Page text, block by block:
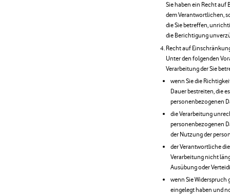
Sie haben ein Recht
dem Verantwortlichen,
die Sie betreffen,
die Berichtigung
Recht auf
Unter den folgenden
Verarbeitung der Sie
wenn Sie die
Dauer bestreiten, die
personenbezogenen
die Verarbeitung
personenbezogenen
der Nutzung der
der Verantwortliche
Verarbeitung nicht
Ausübung oder
wenn Sie Widerspruch
eingelegt haben und